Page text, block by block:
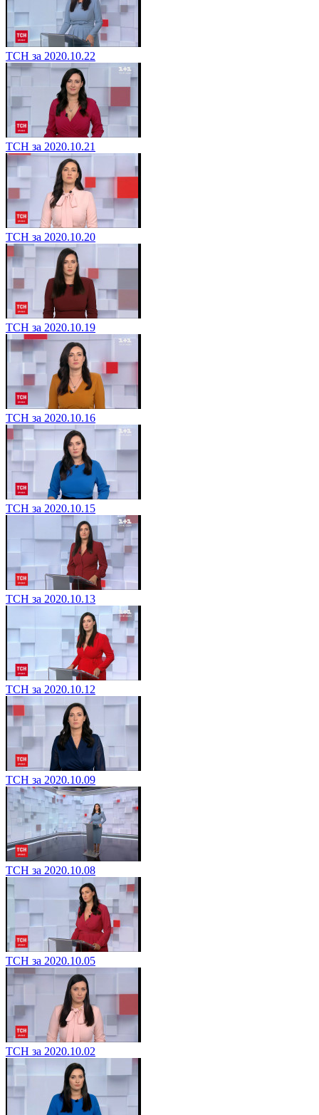
ТСН за 2020.10.22
ТСН за 2020.10.21
ТСН за 2020.10.20
ТСН за 2020.10.19
ТСН за 2020.10.16
ТСН за 2020.10.15
ТСН за 2020.10.13
ТСН за 2020.10.12
ТСН за 2020.10.09
ТСН за 2020.10.08
ТСН за 2020.10.05
ТСН за 2020.10.02